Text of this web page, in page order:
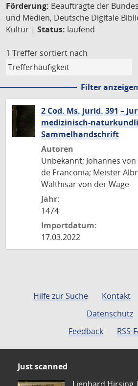
Förderung: Beauftragte der
und Medien, Deutsche Digitale
Kultur | Status: laufend
1 Treffer sortiert nach
Filter anzeigen
2 Cod. Ms. jurid. 391 –
medizinisch-
Sammelhandschrift
Autoren
Unbekannt; Johannes
de Franconia; Meister
Walthisar von der Wage
Jahr:
1474
Importdatum:
17.03.2022
Hilfe zur Suche Kontakt
Datenschutz
Feedback
RSS-
Just scanned